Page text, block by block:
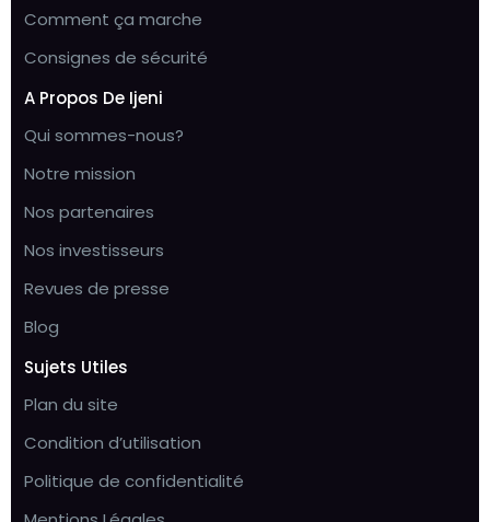
Comment ça marche
Consignes de sécurité
A Propos De Ijeni
Qui sommes-nous?
Notre mission
Nos partenaires
Nos investisseurs
Revues de presse
Blog
Sujets Utiles
Plan du site
Condition d’utilisation
Politique de confidentialité